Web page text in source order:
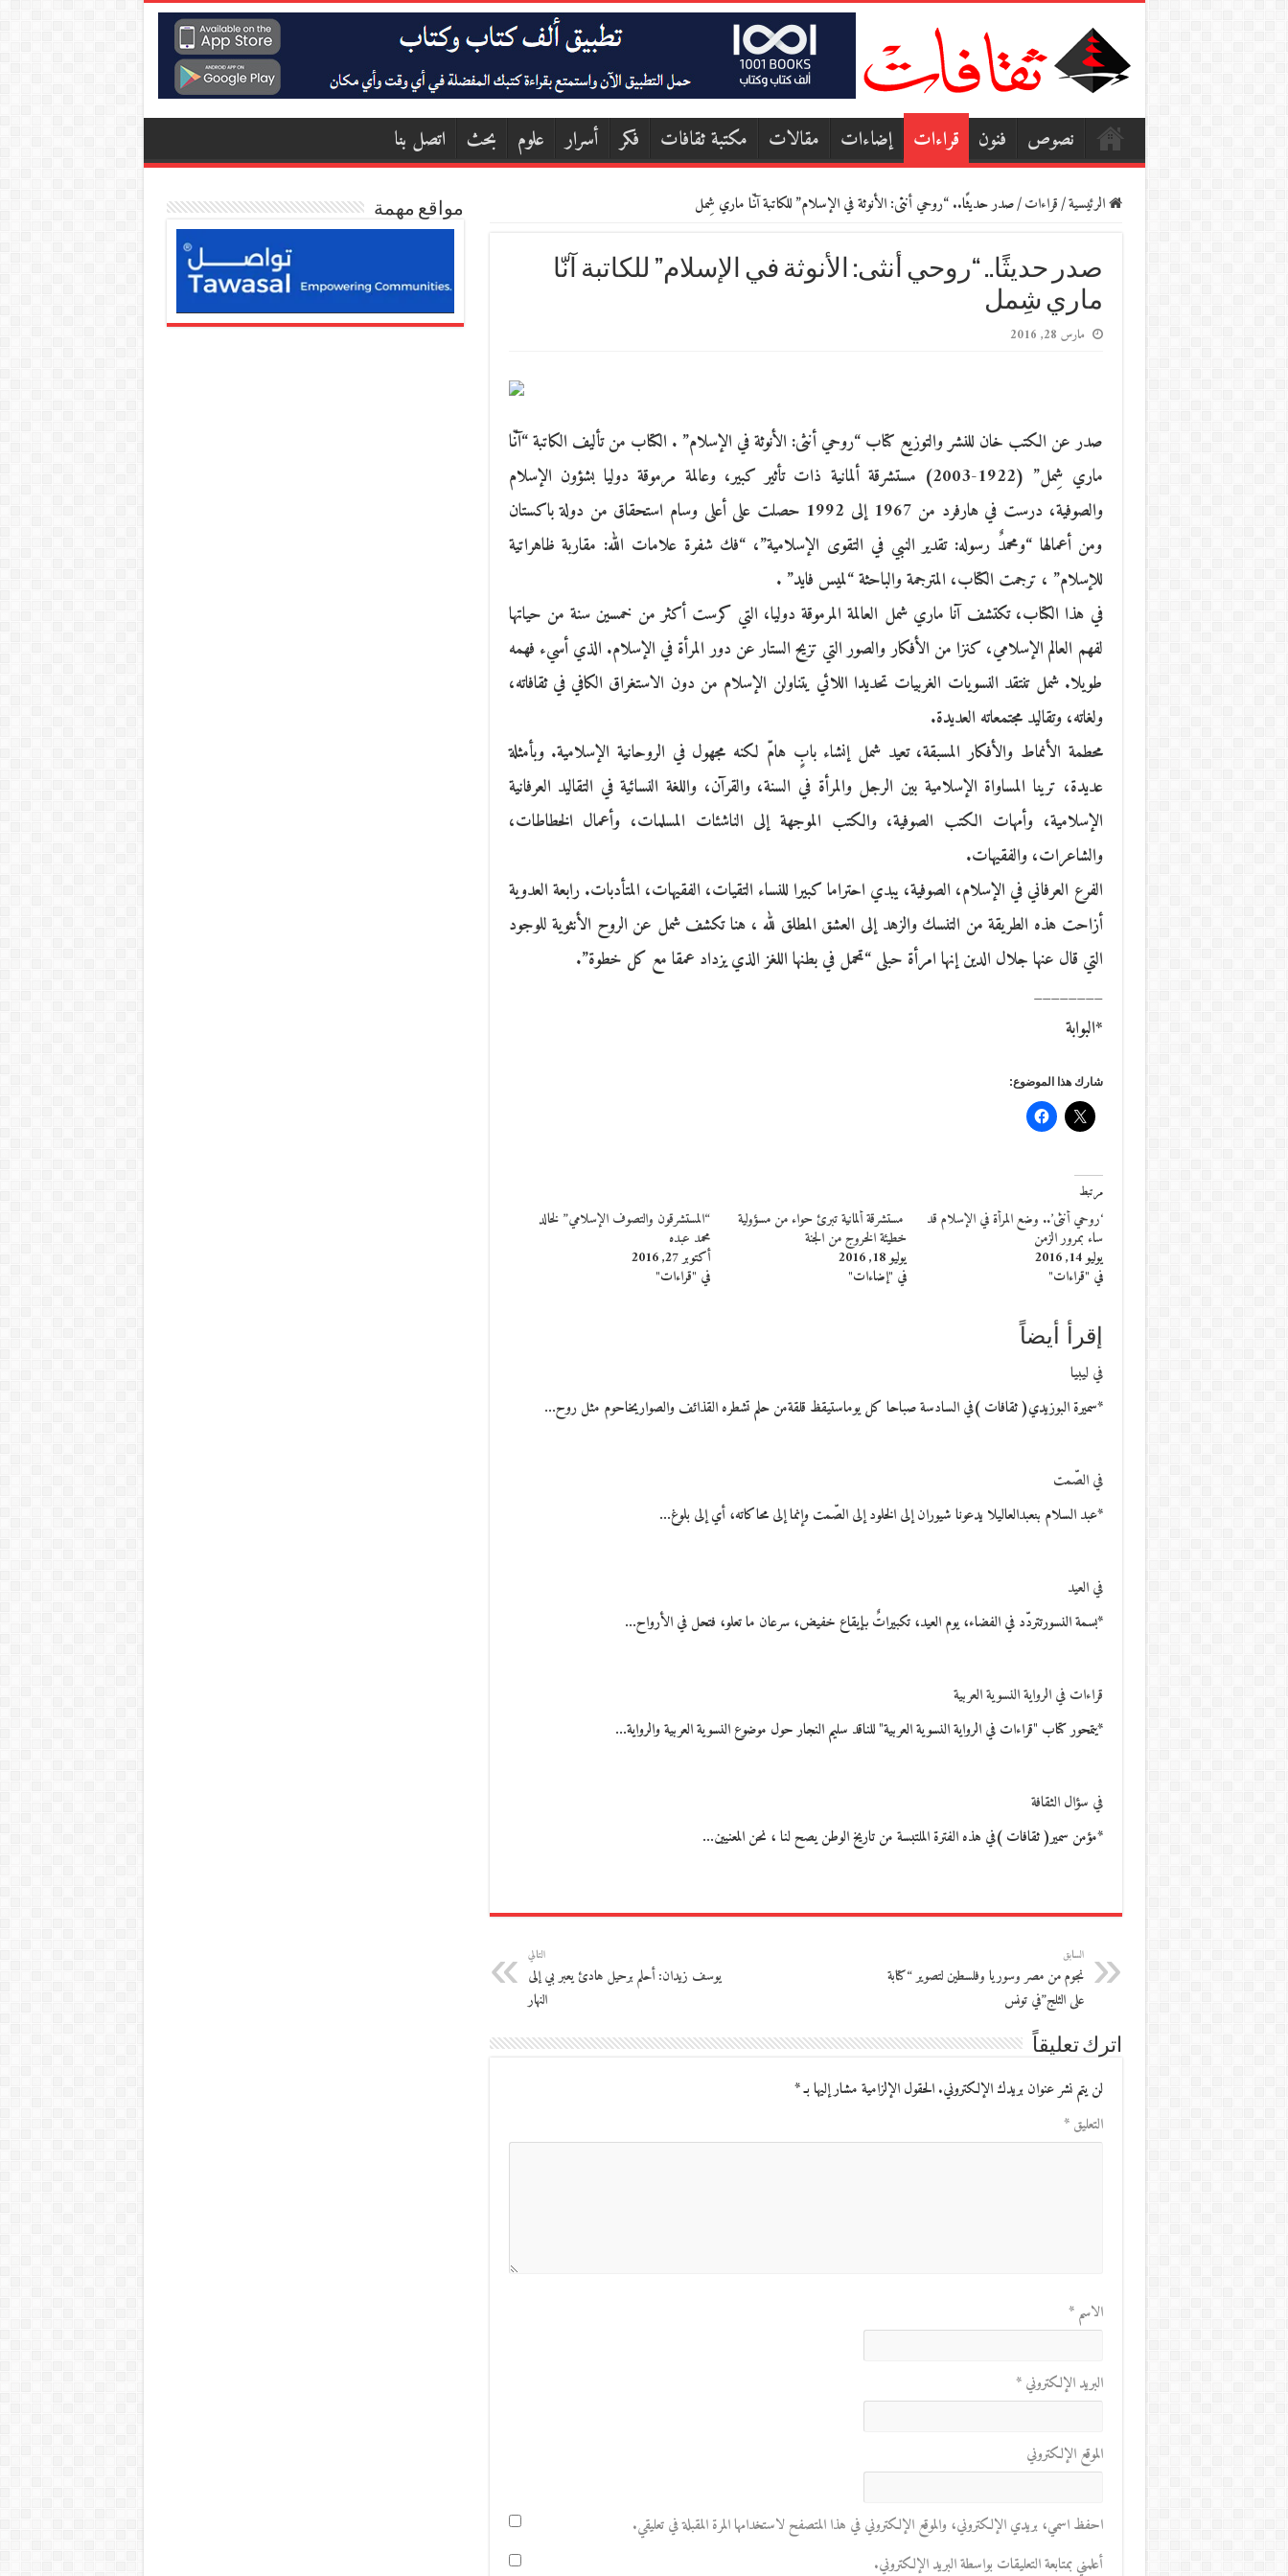
نصوص فنون قراءات إضاءات مقالات مكتبة ثقافات فكر أسرار علوم بحث اتصل بنا
الرئيسية/قراءات/صدر حديثًا.. “روحي أنثى: الأنوثة في الإسلام” للكاتبة آنّا ماري شِمل
صدر حديثًا.. “روحي أنثى: الأنوثة في الإسلام” للكاتبة آنّا
ماري شِمل
مارس 28, 2016
صدر عن الكتب خان للنشر والتوزيع كتاب “روحي أنثى: الأنوثة في الإسلام” . الكتاب من تأليف الكاتبة “آنّا
ماري شِمل” (1922-2003) مستشرقة ألمانية ذات تأثير كبير، وعالمة مرموقة دوليا بشؤون الإسلام
والصوفية، درست في هارفرد من 1967 إلى 1992 حصلت على أعلى وسام استحقاق من دولة باكستان
ومن أعمالها “ومحمدٌ رسوله: تقدير النبي في التقوى الإسلامية”، “فك شفرة علامات الله: مقاربة ظاهراتية
للإسلام” ، ترجمت الكتاب، المترجمة والباحثة “لميس فايد” .
في هذا الكتاب، تكتشف آنا ماري شمل العالمة المرموقة دوليا، التي كرست أكثر من خمسين سنة من حياتها
لفهم العالم الإسلامي، كنزا من الأفكار والصور التي تزيح الستار عن دور المرأة في الإسلام. الذي أسيء فهمه
طويلا. شمل تنتقد النسويات الغربيات تحديدا اللائي يتناولن الإسلام من دون الاستغراق الكافي في ثقافاته،
ولغاته، وتقاليد مجتمعاته العديدة.
محطمة الأنماط والأفكار المسبقة، تعيد شمل إنشاء بابٍ هامّ لكنه مجهول في الروحانية الإسلامية. وبأمثلة
عديدة، ترينا المساواة الإسلامية بين الرجل والمرأة في السنة، والقرآن، واللغة النسائية في التقاليد العرفانية
الإسلامية، وأمهات الكتب الصوفية، والكتب الموجهة إلى الناشئات المسلمات، وأعمال الخطاطات،
والشاعرات، والفقيهات.
الفرع العرفاني في الإسلام، الصوفية، يبدي احتراما كبيرا للنساء التقيات، الفقيهات، المتأدبات. رابعة العدوية
أزاحت هذه الطريقة من التنسك والزهد إلى العشق المطلق لله ، هنا تكشف شمل عن الروح الأنثوية للوجود
التي قال عنها جلال الدين إنها امرأة حبلى “تحمل في بطنها اللغز الذي يزداد عمقا مع كل خطوة”.
________
*البوابة
شارك هذا الموضوع:
مرتبط
‘روحي أنثى’.. وضع المرأة في الإسلام قد
ساء بمرور الزمن
يوليو 14, 2016
في "قراءات"
مستشرقة ألمانية تبرئ حواء من مسؤولية
خطيئة الخروج من الجنة
يوليو 18, 2016
في "إضاءات"
“المستشرقون والتصوف الإسلامي” لخالد
محمد عبده
أكتوبر 27, 2016
في "قراءات"
إقرأ أيضاً
في ليبيا
*سميرة البوزيدي( ثقافات )في السادسة صباحا كل يوماستيقظ قلقةمن حلم تشطره القذائف والصواريخاحوم مثل روح…
في الصّمت
*عبد السلام بنعبدالعاليلا يدعونا شيوران إلى الخلود إلى الصّمت وإنما إلى محاكاته، أي إلى بلوغ…
في العيد
*بسمة النسورتتردّد في الفضاء، يوم العيد، تكبيراتٌ بإيقاع خفيض، سرعان ما تعلو، فتحل في الأرواح…
قراءات في الرواية النسوية العربية
*يتمحور كتاب "قراءات في الرواية النسوية العربية" للناقد سليم النجار حول موضوع النسوية العربية والرواية…
في سؤال الثقافة
*مؤمن سمير( ثقافات )في هذه الفترة الملتبسة من تاريخ الوطن يصح لنا ، نحن المعنيين…
السابق
نجوم من مصر وسوريا وفلسطين لتصوير “كتابة
على الثلج”في تونس
التالي
يوسف زيدان: أحلم برحيل هادئ يعبر بي إلى
النهار
اترك تعليقاً
لن يتم نشر عنوان بريدك الإلكتروني. الحقول الإلزامية مشار إليها بـ*
التعليق*
الاسم*
البريد الإلكتروني*
الموقع الإلكتروني
احفظ اسمي، بريدي الإلكتروني، والموقع الإلكتروني في هذا المتصفح لاستخدامها المرة المقبلة في تعليقي.
أعلمني بمتابعة التعليقات بواسطة البريد الإلكتروني.
مواقع مهمة